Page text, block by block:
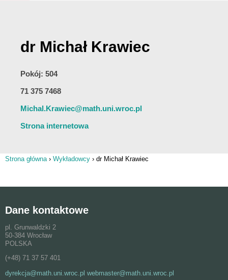
dr Michał Krawiec
Pokój: 504
71 375 7468
Michal.Krawiec@math.uni.wroc.pl
Strona internetowa
Strona główna› Wykładowcy › dr Michał Krawiec
Dane kontaktowe
pl. Grunwaldzki 2
50-384 Wrocław
POLSKA
(+48) 71 37 57 401
dyrekcja@math.uni.wroc.pl webmaster@math.uni.wroc.pl